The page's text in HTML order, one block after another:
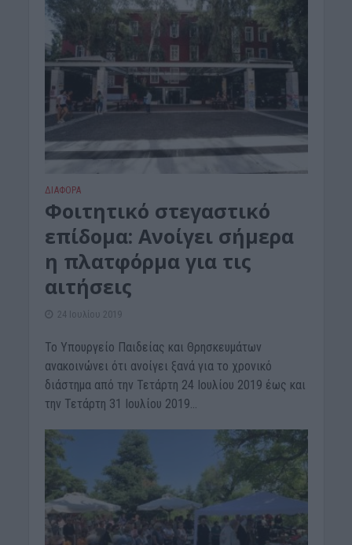
ΔΙΆΦΟΡΑ
Φοιτητικό στεγαστικό
επίδομα: Ανοίγει σήμερα
η πλατφόρμα για τις
αιτήσεις
24 Ιουλίου 2019
Το Υπουργείο Παιδείας και Θρησκευμάτων
ανακοινώνει ότι ανοίγει ξανά για το χρονικό
διάστημα από την Τετάρτη 24 Ιουλίου 2019 έως και
την Τετάρτη 31 Ιουλίου 2019...